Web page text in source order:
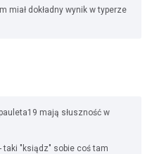
miał dokładny wynik w typerze
pauleta19 mają słuszność w
"ksiądz" sobie coś tam